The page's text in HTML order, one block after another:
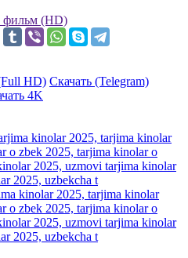
фильм (HD)
HD) Скачать (Telegram)
4K
kinolar 2025, tarjima kinolar
o zbek 2025, tarjima kinolar o
2025, uzmovi tarjima kinolar
2025, uzbekcha t